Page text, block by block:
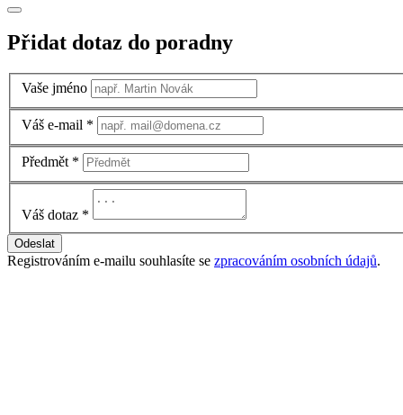
Přidat dotaz do poradny
Vaše jméno
Váš e-mail *
Předmět *
Váš dotaz *
Odeslat
Registrováním e-mailu souhlasíte se zpracováním osobních údajů.